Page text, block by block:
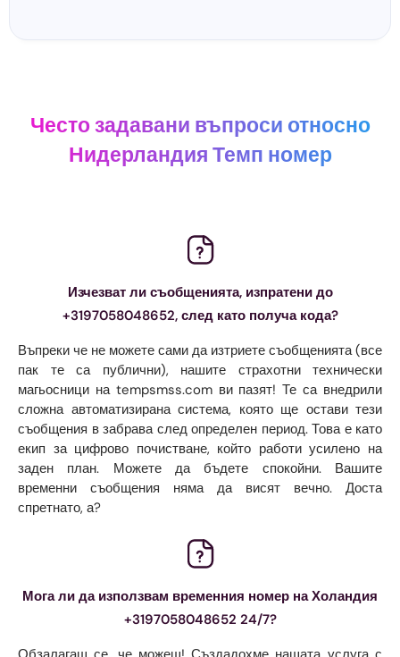
Често задавани въпроси относно
Нидерландия Темп номер
Изчезват ли съобщенията, изпратени до
+3197058048652, след като получа кода?
Въпреки че не можете сами да изтриете съобщенията (все
пак те са публични), нашите страхотни технически
магьосници на tempsmss.com ви пазят! Те са внедрили
сложна автоматизирана система, която ще остави тези
съобщения в забрава след определен период. Това е като
екип за цифрово почистване, който работи усилено на
заден план. Можете да бъдете спокойни. Вашите
временни съобщения няма да висят вечно. Доста
спретнато, а?
Мога ли да използвам временния номер на Холандия
+3197058048652 24/7?